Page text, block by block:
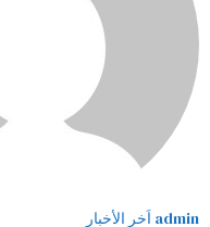
admin اَخر الأخبار